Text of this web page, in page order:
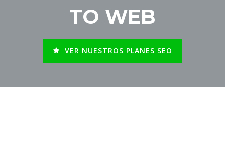
TO WEB
VER NUESTROS PLANES SEO